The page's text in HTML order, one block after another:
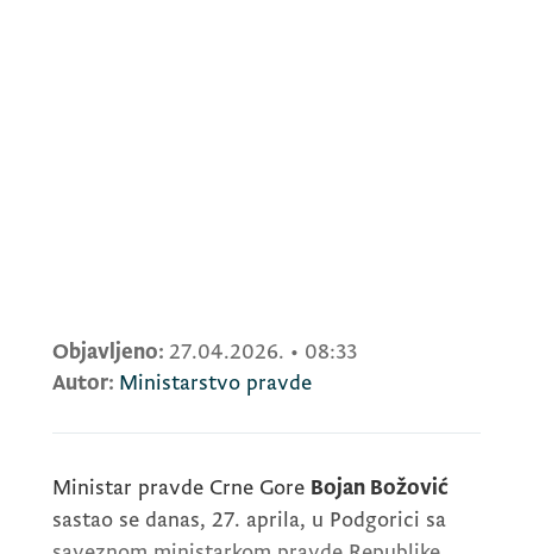
Objavljeno: 27.04.2026. • 08:33
Autor: Ministarstvo pravde
Ministar pravde Crne Gore Bojan Božović
sastao se danas, 27. aprila, u Podgorici sa